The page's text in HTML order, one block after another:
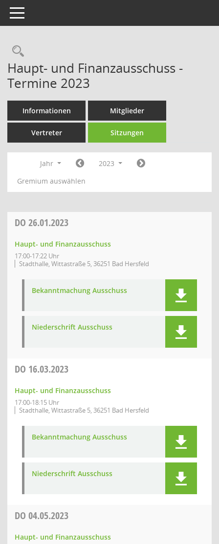
Toggle navigation
Rechercheauswahl
Haupt- und Finanzausschuss -
Termine 2023
Informationen Mitglieder
Vertreter Sitzungen
Jahr
2023
Gremium auswählen
DO 26.01.2023
Haupt- und Finanzausschuss
17:00-17:22 Uhr
Stadthalle, Wittastraße 5, 36251 Bad Hersfeld
Bekanntmachung Ausschuss
Niederschrift Ausschuss
DO 16.03.2023
Haupt- und Finanzausschuss
17:00-18:15 Uhr
Stadthalle, Wittastraße 5, 36251 Bad Hersfeld
Bekanntmachung Ausschuss
Niederschrift Ausschuss
DO 04.05.2023
Haupt- und Finanzausschuss